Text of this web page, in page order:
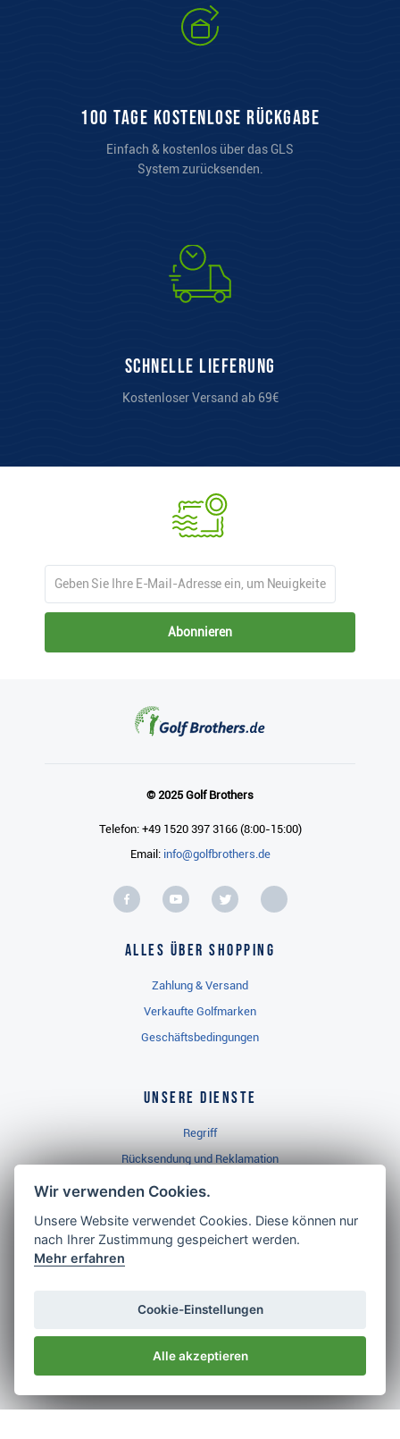
100 Tage kostenlose Rückgabe
Einfach & kostenlos über das GLS
System zurücksenden.
Schnelle Lieferung
Kostenloser Versand ab 69€
Abonnieren
© 2025 Golf Brothers
Telefon: +49 1520 397 3166 (8:00-15:00)
Email: info@golfbrothers.de
Alles über Shopping
Zahlung & Versand
Verkaufte Golfmarken
Geschäftsbedingungen
Unsere Dienste
Regriff
Rücksendung und Reklamation
Widerrufsbelehrung
Golf Brothers.de
Neuheiten
Impressum
Wir verwenden Cookies.
Unsere Website verwendet Cookies. Diese können nur
nach Ihrer Zustimmung gespeichert werden.
Mehr erfahren
Cookie-Einstellungen
Alle akzeptieren